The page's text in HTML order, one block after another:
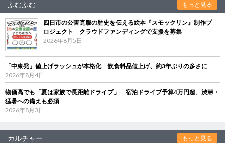
ふむふむ もっと見る
四日市の公害克服の歴史を伝える絵本『スモックリン』制作プ
ロジェクト クラウドファンディングで支援を募集
2026年8月5日
「中東発」値上げラッシュが本格化 飲食料品値上げ、約3年ぶりの多さに
2026年8月4日
物価高でも「夏は家族で長距離ドライブ」 宿泊ドライブ予算4万円超、渋滞・
猛暑への備えも必須
2026年8月3日
カルチャー もっと見る